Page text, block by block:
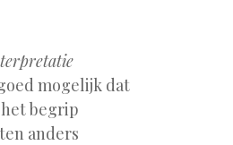
mogelijk dat
begrip
anders